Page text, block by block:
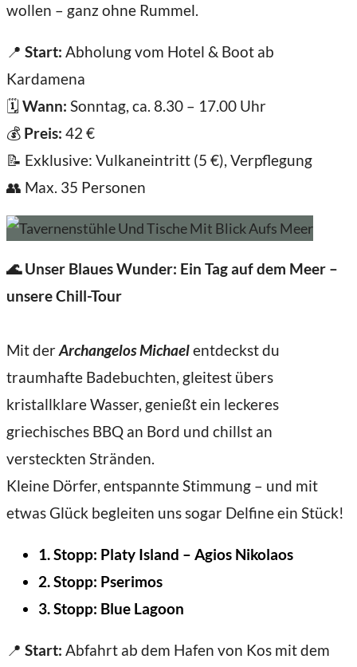
wollen – ganz ohne Rummel.
📍 Start: Abholung vom Hotel & Boot ab
Kardamena
🗓️ Wann: Sonntag, ca. 8.30 – 17.00 Uhr
💰 Preis: 42 €
📝 Exklusive: Vulkaneintritt (5 €), Verpflegung
👥 Max. 35 Personen
🌊 Unser Blaues Wunder: Ein Tag auf dem Meer –
unsere Chill-Tour
Mit derArchangelos Michaelentdeckst du
traumhafte Badebuchten, gleitest übers
kristallklare Wasser, genießt ein leckeres
griechisches BBQ an Bord und chillst an
versteckten Stränden.
Kleine Dörfer, entspannte Stimmung – und mit
etwas Glück begleiten uns sogar Delfine ein Stück!
1. Stopp: Platy Island – Agios Nikolaos
2. Stopp: Pserimos
3. Stopp: Blue Lagoon
📍 Start: Abfahrt ab dem Hafen von Kos mit dem